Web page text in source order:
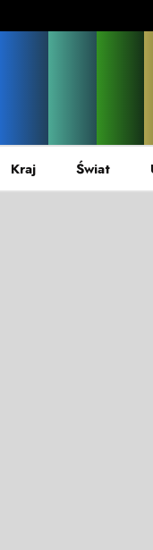
Kraj Świat